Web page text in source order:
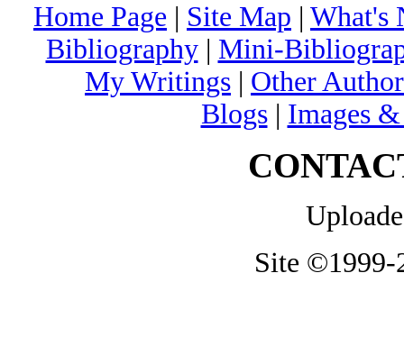
Home Page | Site Map | What's
Bibliography| Mini-
My Writings | Other
Blogs| Images
Site ©1999-